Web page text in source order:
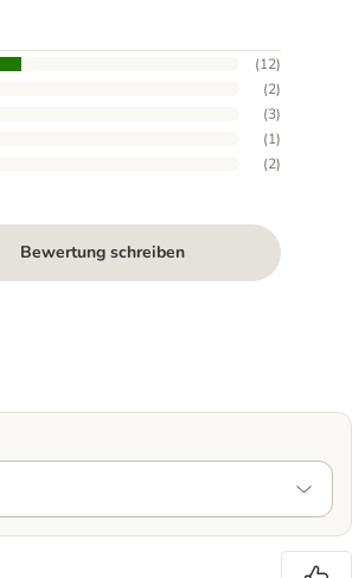
(12)
(2)
(3)
(1)
(2)
Bewertung schreiben